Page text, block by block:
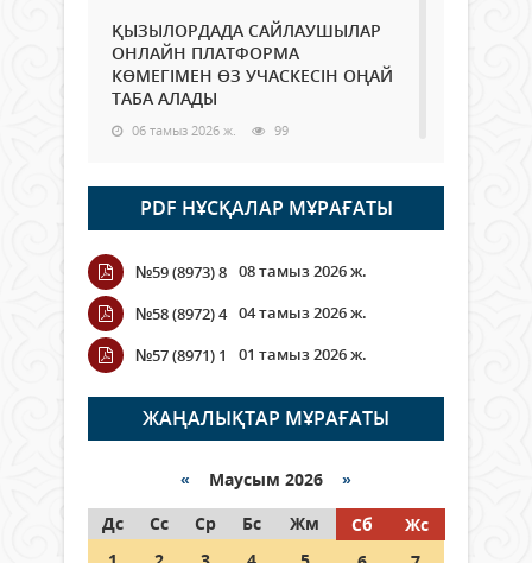
ҚЫЗЫЛОРДАДА САЙЛАУШЫЛАР
ОНЛАЙН ПЛАТФОРМА
КӨМЕГІМЕН ӨЗ УЧАСКЕСІН ОҢАЙ
ТАБА АЛАДЫ
06 тамыз 2026 ж. 99
Open Air: Қызылорда облысы
полиция департаменті 20
мыңнан астам көрерменнің
қауіпсіздігін қамтамасыз етті
06 тамыз 2026 ж.
Wi-Fi ҚАБЫРҒА АРҚЫЛЫ ҚАЛАЙ
ӨТЕДІ?
06 тамыз 2026 ж. 276
граждане Казахстана,
05 тамыз 2026 ж. 158
PDF НҰСҚАЛАР МҰРАҒАТЫ
№59 (8973) 8 08 тамыз 2026 ж.
№58 (8972) 4 04 тамыз 2026 ж.
№57 (8971) 1
01 тамыз 2026 ж.
ЖАҢАЛЫҚТАР МҰРАҒАТЫ
« Маусым 2026 »
Дс
Сс Ср Бс Жм Сб
Жс